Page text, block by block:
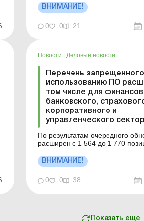
таких вложениях чаще всего
вредоносное программное
бизнеса: предупрежден –
ВНИМАНИЕ!
0 0 21
Новости Деловые новости
Перечень
использованию ПО
том числе для
банковского,
корпоративного и
управленческого
По результатам очередного
расширен с 1 564 до 1 770
компьютерными программами
контентом: правила обложения
обеспечения: какой код должен
ВНИМАНИЕ!
0 0 38
Показать еще